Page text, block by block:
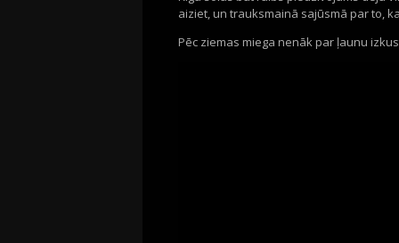
aiziet, un trauksmainā sajūsmā par to,
Pēc ziemas miega nenāk par ļaunu